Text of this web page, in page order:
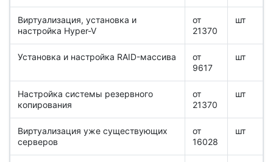
Виртуализация, установка и
настройка Hyper-V
от
21370
шт
Установка и настройка RAID-массива
от
9617
шт
Настройка системы резервного
копирования
от
21370
шт
Виртуализация уже существующих
серверов
от
16028
шт